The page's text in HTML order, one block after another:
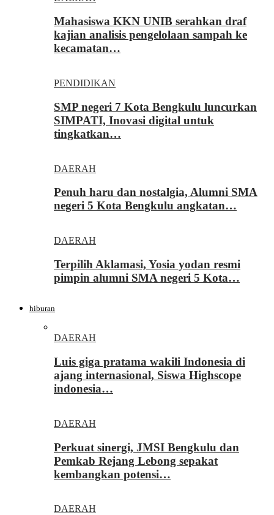
Mahasiswa KKN UNIB serahkan draf
kajian analisis pengelolaan sampah ke
kecamatan…
PENDIDIKAN
SMP negeri 7 Kota Bengkulu luncurkan
SIMPATI, Inovasi digital untuk
tingkatkan…
DAERAH
Penuh haru dan nostalgia, Alumni SMA
negeri 5 Kota Bengkulu angkatan…
DAERAH
Terpilih Aklamasi, Yosia yodan resmi
pimpin alumni SMA negeri 5 Kota…
hiburan
DAERAH
Luis giga pratama wakili Indonesia di
ajang internasional, Siswa Highscope
indonesia…
DAERAH
Perkuat sinergi, JMSI Bengkulu dan
Pemkab Rejang Lebong sepakat
kembangkan potensi…
DAERAH